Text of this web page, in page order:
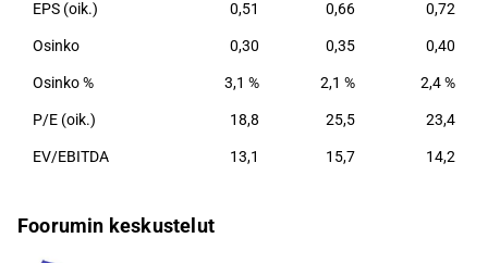
EPS (oik.) 0,51 0,66 0,72
Osinko 0,30 0,35 0,40
Osinko % 3,1 % 2,1 % 2,4 %
P/E (oik.) 18,8 25,5 23,4
EV/EBITDA 13,1 15,7 14,2
Foorumin keskustelut